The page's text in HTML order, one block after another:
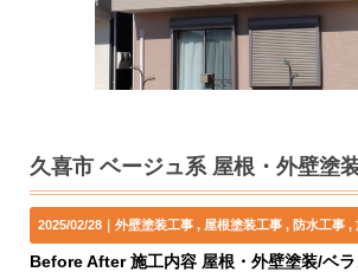
2025/02/28｜外壁塗装工事 屋根塗装工事 防水工事
Before After 施工内容 屋根・外壁塗装/ベ